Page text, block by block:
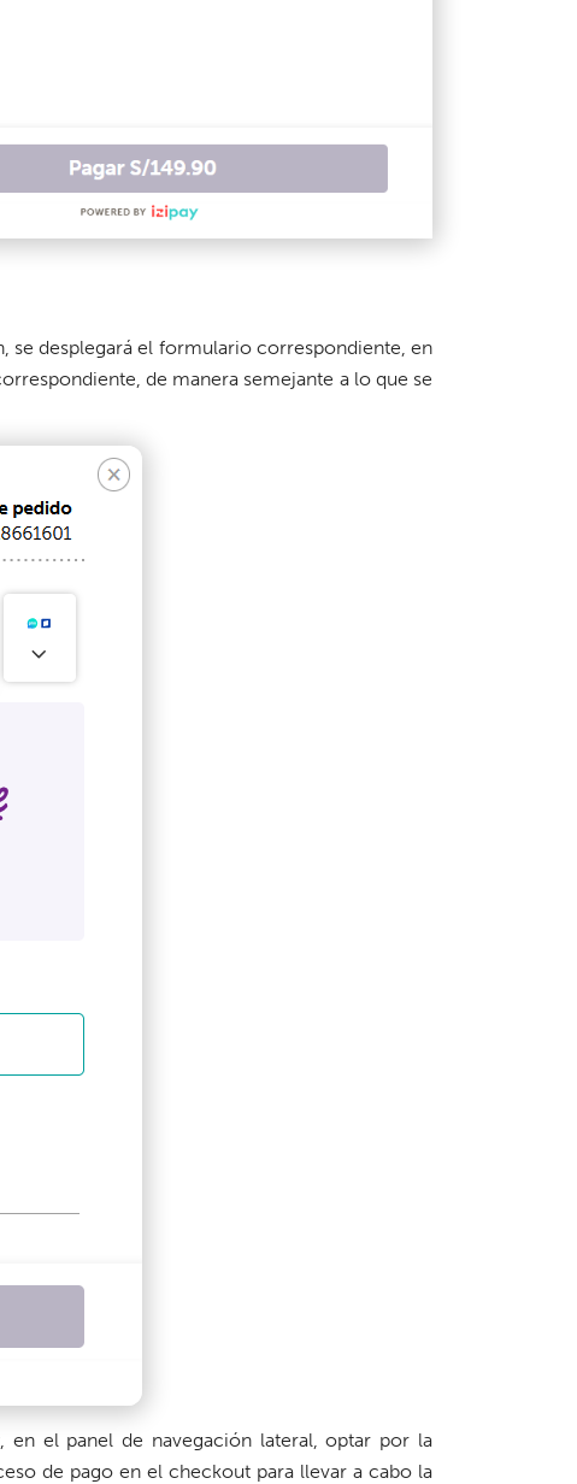
se desplegará el formulario correspondiente, en
de manera semejante a lo que se
en el panel de navegación lateral, optar por la
de pago en el checkout para llevar a cabo la